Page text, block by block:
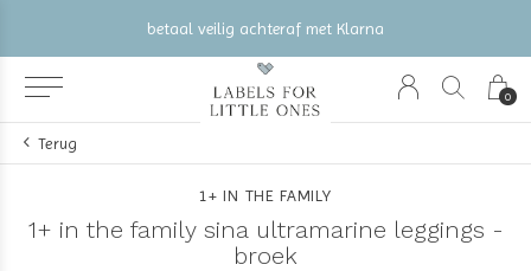
0
betaal veilig achteraf met Klarna
Terug
1+ IN THE FAMILY
1+ in the family sina ultramarine leggings -
broek